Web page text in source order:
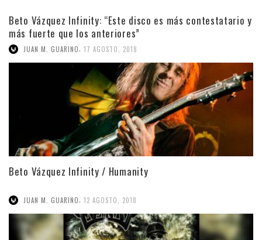
Beto Vázquez Infinity: “Este disco es más contestatario y
más fuerte que los anteriores”
JUAN M. GUARINO 17 AGOSTO, 2018
Beto Vázquez Infinity / Humanity
JUAN M. GUARINO 12 AGOSTO, 2018